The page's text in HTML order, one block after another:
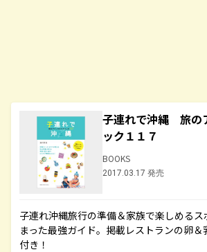
子連れで沖縄 旅の
ック１１７
BOOKS
2017.03.17 発売
子連れ沖縄旅行の準備＆家族で楽しめる
まった最強ガイド。掲載レストランの卵
付き！